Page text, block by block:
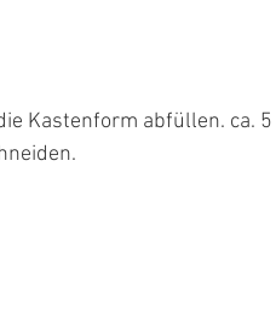
Kastenform abfüllen. ca. 5